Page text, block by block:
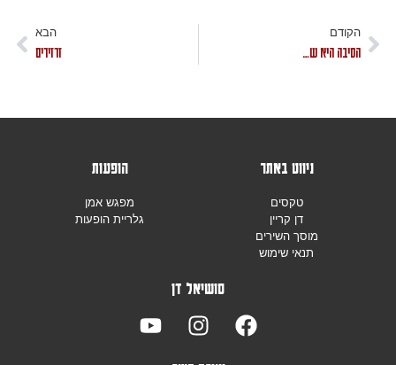
הקודם
הסיבה היא ש…
הבא
זרזירים
ניווט באתר
טקסים
דן קריין
מוסך השירים
תנאי שימוש
הופעות
מפגש אמן
גלריית הופעות
סושיאל דן